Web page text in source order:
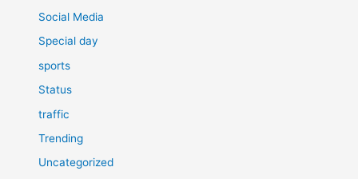
Social Media
Special day
sports
Status
traffic
Trending
Uncategorized